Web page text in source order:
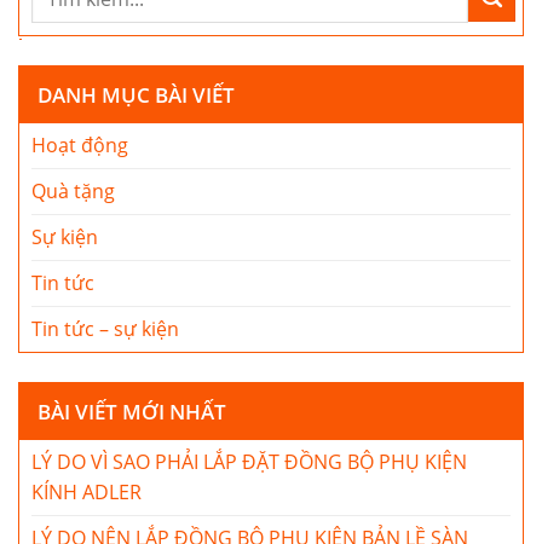
DANH MỤC BÀI VIẾT
Hoạt động
Quà tặng
Sự kiện
Tin tức
Tin tức – sự kiện
BÀI VIẾT MỚI NHẤT
LÝ DO VÌ SAO PHẢI LẮP ĐẶT ĐỒNG BỘ PHỤ KIỆN
KÍNH ADLER
LÝ DO NÊN LẮP ĐỒNG BỘ PHỤ KIỆN BẢN LỀ SÀN